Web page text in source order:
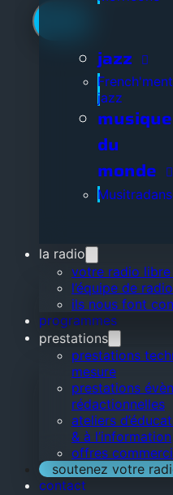
jazz
French'ment
jazz
du
monde
la radio
votre radio libre
l’équipe de
ils nous font
programmes
prestations
prestations
mesure
prestations
rédactionnelles
ateliers
& à l’information
offres
soutenez votre
contact